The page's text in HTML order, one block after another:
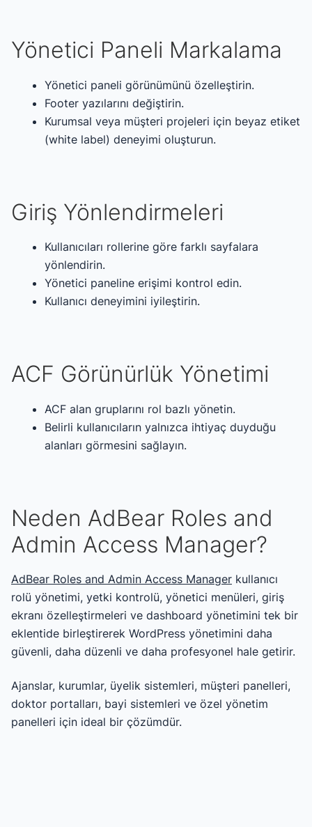
Yönetici Paneli Markalama
Yönetici paneli görünümünü özelleştirin.
Footer yazılarını değiştirin.
Kurumsal veya müşteri projeleri için beyaz etiket
(white label) deneyimi oluşturun.
Giriş Yönlendirmeleri
Kullanıcıları rollerine göre farklı sayfalara
yönlendirin.
Yönetici paneline erişimi kontrol edin.
Kullanıcı deneyimini iyileştirin.
ACF Görünürlük Yönetimi
ACF alan gruplarını rol bazlı yönetin.
Belirli kullanıcıların yalnızca ihtiyaç duyduğu
alanları görmesini sağlayın.
Neden AdBear Roles and
Admin Access Manager?
AdBear Roles and Admin Access Manager kullanıcı
rolü yönetimi, yetki kontrolü, yönetici menüleri, giriş
ekranı özelleştirmeleri ve dashboard yönetimini tek bir
eklentide birleştirerek WordPress yönetimini daha
güvenli, daha düzenli ve daha profesyonel hale getirir.
Ajanslar, kurumlar, üyelik sistemleri, müşteri panelleri,
doktor portalları, bayi sistemleri ve özel yönetim
panelleri için ideal bir çözümdür.